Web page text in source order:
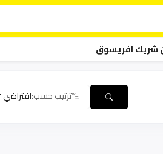
شريك افريسوق
ترتيب حسب:افتراضي